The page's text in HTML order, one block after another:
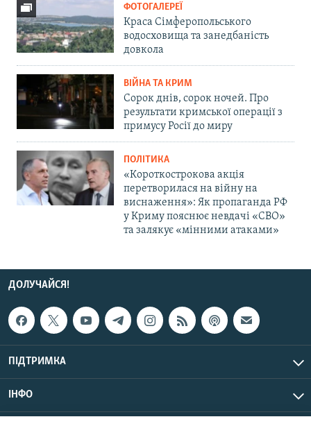
ФОТОГАЛЕРЕЇ
Краса Сімферопольського
водосховища та занедбаність
довкола
ВІЙНА ТА КРИМ
Сорок днів, сорок ночей. Про
результати кримської операції з
примусу Росії до миру
ПОЛІТИКА
«Короткострокова акція
перетворилася на війну на
виснаження»: Як пропаганда РФ
у Криму пояснює невдачі «СВО»
та залякує «мінними атаками»
ДОЛУЧАЙСЯ!
ПІДТРИМКА
ІНФО